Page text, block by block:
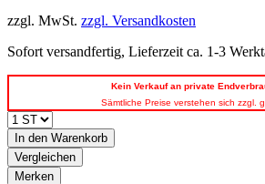
zzgl. MwSt. zzgl. Versandkosten
Sofort versandfertig, Lieferzeit ca. 1-3
Kein Verkauf an private
Sämtliche Preise verstehen sich zzgl.
In den Warenkorb
Vergleichen
Merken